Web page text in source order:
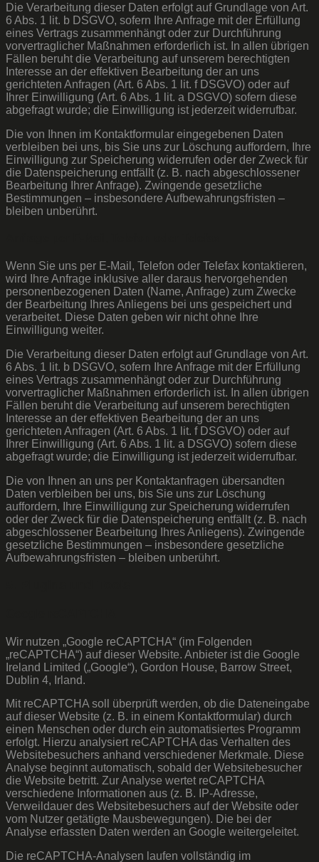
Die Verarbeitung dieser Daten erfolgt auf Grundlage von Art.
6 Abs. 1 lit. b DSGVO, sofern Ihre Anfrage mit der Erfüllung
eines Vertrags zusammenhängt oder zur Durchführung
vorvertraglicher Maßnahmen erforderlich ist. In allen übrigen
Fällen beruht die Verarbeitung auf unserem berechtigten
Interesse an der effektiven Bearbeitung der an uns
gerichteten Anfragen (Art. 6 Abs. 1 lit. f DSGVO) oder auf
Ihrer Einwilligung (Art. 6 Abs. 1 lit. a DSGVO) sofern diese
abgefragt wurde; die Einwilligung ist jederzeit widerrufbar.
Die von Ihnen im Kontaktformular eingegebenen Daten
verbleiben bei uns, bis Sie uns zur Löschung auffordern, Ihre
Einwilligung zur Speicherung widerrufen oder der Zweck für
die Datenspeicherung entfällt (z. B. nach abgeschlossener
Bearbeitung Ihrer Anfrage). Zwingende gesetzliche
Bestimmungen – insbesondere Aufbewahrungsfristen –
bleiben unberührt.
Wenn Sie uns per E-Mail, Telefon oder Telefax kontaktieren,
wird Ihre Anfrage inklusive aller daraus hervorgehenden
personenbezogenen Daten (Name, Anfrage) zum Zwecke
der Bearbeitung Ihres Anliegens bei uns gespeichert und
verarbeitet. Diese Daten geben wir nicht ohne Ihre
Einwilligung weiter.
Die Verarbeitung dieser Daten erfolgt auf Grundlage von Art.
6 Abs. 1 lit. b DSGVO, sofern Ihre Anfrage mit der Erfüllung
eines Vertrags zusammenhängt oder zur Durchführung
vorvertraglicher Maßnahmen erforderlich ist. In allen übrigen
Fällen beruht die Verarbeitung auf unserem berechtigten
Interesse an der effektiven Bearbeitung der an uns
gerichteten Anfragen (Art. 6 Abs. 1 lit. f DSGVO) oder auf
Ihrer Einwilligung (Art. 6 Abs. 1 lit. a DSGVO) sofern diese
abgefragt wurde; die Einwilligung ist jederzeit widerrufbar.
Die von Ihnen an uns per Kontaktanfragen übersandten
Daten verbleiben bei uns, bis Sie uns zur Löschung
auffordern, Ihre Einwilligung zur Speicherung widerrufen
oder der Zweck für die Datenspeicherung entfällt (z. B. nach
abgeschlossener Bearbeitung Ihres Anliegens). Zwingende
gesetzliche Bestimmungen – insbesondere gesetzliche
Aufbewahrungsfristen – bleiben unberührt.
Wir nutzen „Google reCAPTCHA“ (im Folgenden
„reCAPTCHA“) auf dieser Website. Anbieter ist die Google
Ireland Limited („Google“), Gordon House, Barrow Street,
Dublin 4, Irland.
Mit reCAPTCHA soll überprüft werden, ob die Dateneingabe
auf dieser Website (z. B. in einem Kontaktformular) durch
einen Menschen oder durch ein automatisiertes Programm
erfolgt. Hierzu analysiert reCAPTCHA das Verhalten des
Websitebesuchers anhand verschiedener Merkmale. Diese
Analyse beginnt automatisch, sobald der Websitebesucher
die Website betritt. Zur Analyse wertet reCAPTCHA
verschiedene Informationen aus (z. B. IP-Adresse,
Verweildauer des Websitebesuchers auf der Website oder
vom Nutzer getätigte Mausbewegungen). Die bei der
Analyse erfassten Daten werden an Google weitergeleitet.
Die reCAPTCHA-Analysen laufen vollständig im